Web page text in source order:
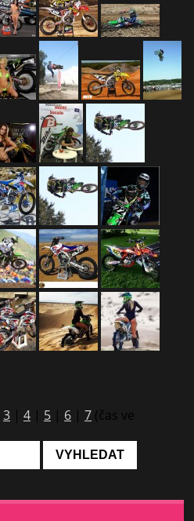
3 | 4 | 5 | 6 | 7 (čas ve